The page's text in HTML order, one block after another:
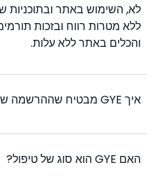
ללא מטרות רווח ובזכות
והכלים באתר ללא עלות.
איך GYE מבטיח שההרשמה שלי אנונימית?
האם GYE הוא סוג של טיפול?